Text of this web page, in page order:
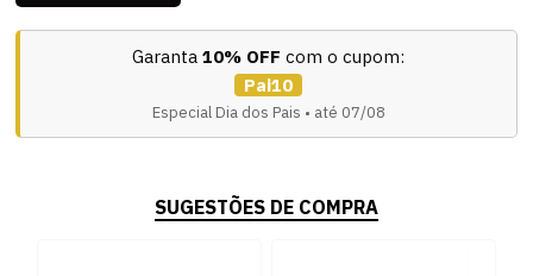
Garanta 10% OFF com o cupom:
Pai10
Especial Dia dos Pais • até 07/08
SUGESTÕES DE COMPRA